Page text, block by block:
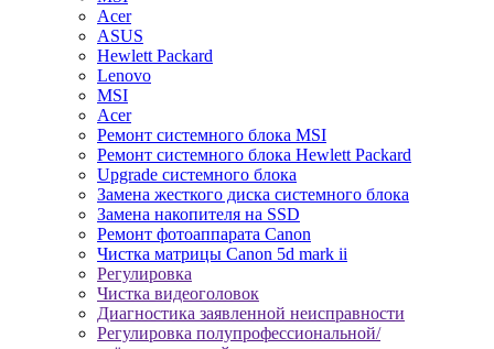
Acer
ASUS
Hewlett Packard
Lenovo
MSI
Acer
Ремонт системного блока MSI
Ремонт системного блока Hewlett Packard
Upgrade системного блока
Замена жесткого диска системного блока
Замена накопителя на SSD
Ремонт фотоаппарата Canon
Чистка матрицы Canon 5d mark ii
Регулировка
Чистка видеоголовок
Диагностика заявленной неисправности
Регулировка полупрофессиональной/